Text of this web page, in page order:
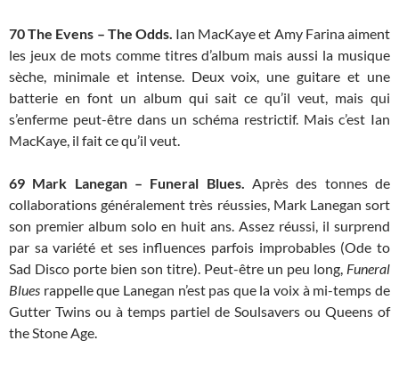
70 The Evens – The Odds. Ian MacKaye et Amy Farina aiment
les jeux de mots comme titres d’album mais aussi la musique
sèche, minimale et intense. Deux voix, une guitare et une
batterie en font un album qui sait ce qu’il veut, mais qui
s’enferme peut-être dans un schéma restrictif. Mais c’est Ian
MacKaye, il fait ce qu’il veut.
69 Mark Lanegan – Funeral Blues.Après des tonnes de
collaborations généralement très réussies, Mark Lanegan sort
son premier album solo en huit ans. Assez réussi, il surprend
par sa variété et ses influences parfois improbables (Ode to
Sad Disco porte bien son titre). Peut-être un peu long, Funeral
Blues rappelle que Lanegan n’est pas que la voix à mi-temps de
Gutter Twins ou à temps partiel de Soulsavers ou Queens of
the Stone Age.